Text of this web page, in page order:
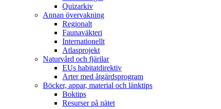
Quizarkiv
Annan övervakning
Regionalt
Faunaväkteri
Internationellt
Atlasprojekt
Naturvård och fjärilar
EUs habitatdirektiv
Arter med åtgärdsprogram
Böcker, appar, material och länktips
Boktips
Resurser på nätet